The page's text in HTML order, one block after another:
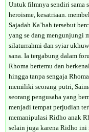
Untuk filmnya sendiri sama
heroisme, kesatriaan.
Sajadah Ka’bah tersebut
yang se dang mengunjungi
silaturrahmi dan syiar
sana. Ia tergabung dalam
Rhoma bertemu dan
hingga tanpa sengaja
memiliki seorang putri,
seorang pengusaha yang
menjadi tempat perjudian
memanipulasi Ridho anak
selain juga karena Ridho